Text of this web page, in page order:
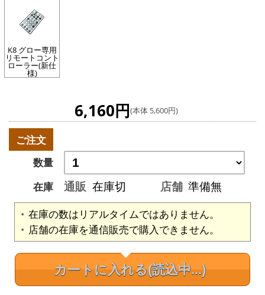
K8 グロー専用
リモートコント
ローラー(新仕
様)
6,160円(本体 5,600円)
ご注文
数量
在庫
通販 在庫切 店舗 準備無
在庫の数はリアルタイムではありません。
店舗の在庫を通信販売で購入できません。
カートに入れる(読込中...)